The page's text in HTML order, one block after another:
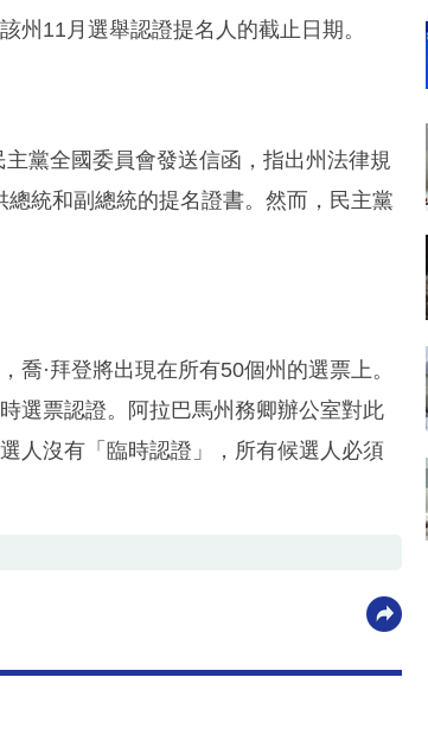
州11月選舉認證提名人的截止日期。
黨全國委員會發送信函，指出州法律規
統和副總統的提名證書。然而，民主黨
·拜登將出現在所有50個州的選票上。
選票認證。阿拉巴馬州務卿辦公室對此
人沒有「臨時認證」，所有候選人必須